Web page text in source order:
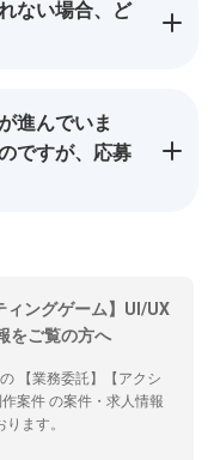
ない場合、ど
進んでいま
ですが、応募
ィングゲーム】UI/UX
をご覧の方へ
【業務委託】【アクシ
案件 の案件・求人情報
ます。